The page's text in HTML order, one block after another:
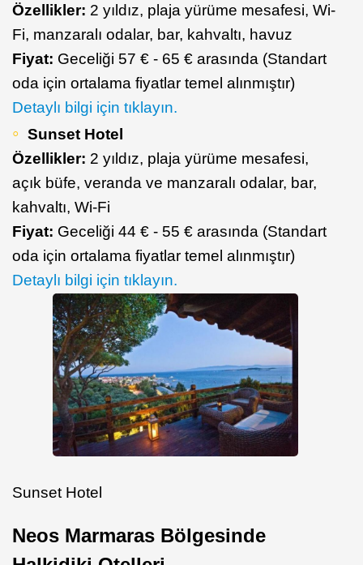
Özellikler: 2 yıldız, plaja yürüme mesafesi, Wi-
Fi, manzaralı odalar, bar, kahvaltı, havuz
Fiyat: Geceliği 57 € - 65 € arasında (Standart
oda için ortalama fiyatlar temel alınmıştır)
Detaylı bilgi için tıklayın.
Sunset Hotel
Özellikler: 2 yıldız, plaja yürüme mesafesi,
açık büfe, veranda ve manzaralı odalar, bar,
kahvaltı, Wi-Fi
Fiyat: Geceliği 44 € - 55 € arasında (Standart
oda için ortalama fiyatlar temel alınmıştır)
Detaylı bilgi için tıklayın.
Sunset Hotel
Neos Marmaras Bölgesinde